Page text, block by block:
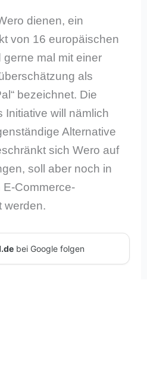
dienen, ein
von 16 europäischen
mal mit einer
als
bezeichnet. Die
Initiative will nämlich
Alternative
sich Wero auf
soll aber noch in
E-Commerce-
werden.
bei Google folgen